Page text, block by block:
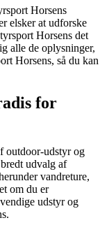
Horsens
elsker at udforske
Horsens det
alle de oplysninger,
Horsens, så du kan
for
outdoor-udstyr og
udvalg af
vandreture,
om du er
udstyr og